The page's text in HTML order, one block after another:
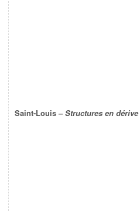
Saint-Louis –Structures en dérive